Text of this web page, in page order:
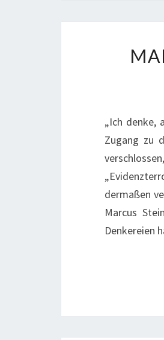
„Ich denke,
Zugang zu
dermaßen
Marcus
Denkereien